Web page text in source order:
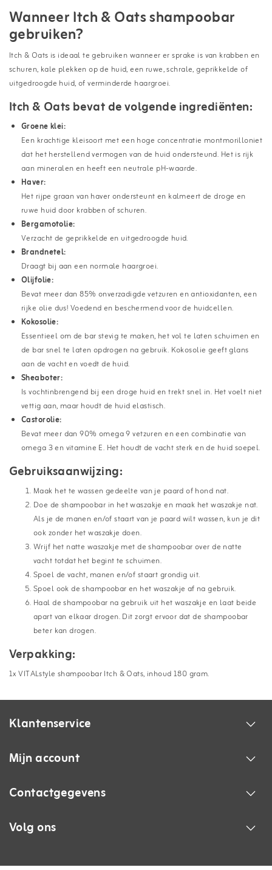
Wanneer Itch & Oats shampoobar
gebruiken?
Itch & Oats is ideaal te gebruiken wanneer er sprake is van krabben en
schuren, kale plekken op de huid, een ruwe, schrale, geprikkelde of
uitgedroogde huid, of verminderde haargroei.
Itch & Oats bevat de volgende ingrediënten:
Groene klei:
Een krachtige kleisoort met een hoge concentratie montmorilloniet
dat het herstellend vermogen van de huid ondersteund. Het is rijk
aan mineralen en heeft een neutrale pH-waarde.
Haver:
Het rijpe graan van haver ondersteunt en kalmeert de droge en
ruwe huid door krabben of schuren.
Bergamotolie:
Verzacht de geprikkelde en uitgedroogde huid.
Brandnetel:
Draagt bij aan een normale haargroei.
Olijfolie:
Bevat meer dan 85% onverzadigde vetzuren en antioxidanten, een
rijke olie dus! Voedend en beschermend voor de huidcellen.
Kokosolie:
Essentieel om de bar stevig te maken, het vol te laten schuimen en
de bar snel te laten opdrogen na gebruik. Kokosolie geeft glans
aan de vacht en voedt de huid.
Sheaboter:
Is vochtinbrengend bij een droge huid en trekt snel in. Het voelt niet
vettig aan, maar houdt de huid elastisch.
Castorolie:
Bevat meer dan 90% omega 9 vetzuren en een combinatie van
omega 3 en vitamine E. Het houdt de vacht sterk en de huid soepel.
Gebruiksaanwijzing:
Maak het te wassen gedeelte van je paard of hond nat.
Doe de shampoobar in het waszakje en maak het waszakje nat.
Als je de manen en/of staart van je paard wilt wassen, kun je dit
ook zonder het waszakje doen.
Wrijf het natte waszakje met de shampoobar over de natte
vacht totdat het begint te schuimen.
Spoel de vacht, manen en/of staart grondig uit.
Spoel ook de shampoobar en het waszakje af na gebruik.
Haal de shampoobar na gebruik uit het waszakje en laat beide
apart van elkaar drogen. Dit zorgt ervoor dat de shampoobar
beter kan drogen.
Verpakking:
1x VITALstyle shampoobar Itch & Oats, inhoud 180 gram.
Klantenservice
Mijn account
Contactgegevens
Volg ons